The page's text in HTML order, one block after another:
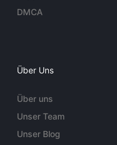
DMCA
Über Uns
Über uns
Unser Team
Unser Blog